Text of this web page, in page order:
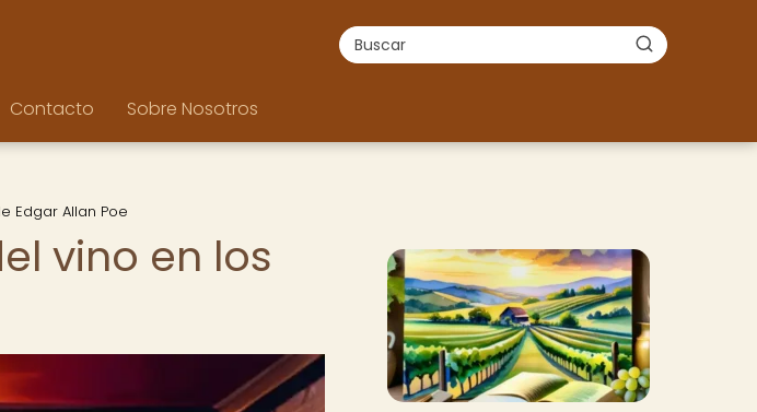
Contacto Sobre Nosotros
Edgar Allan Poe
vino en los